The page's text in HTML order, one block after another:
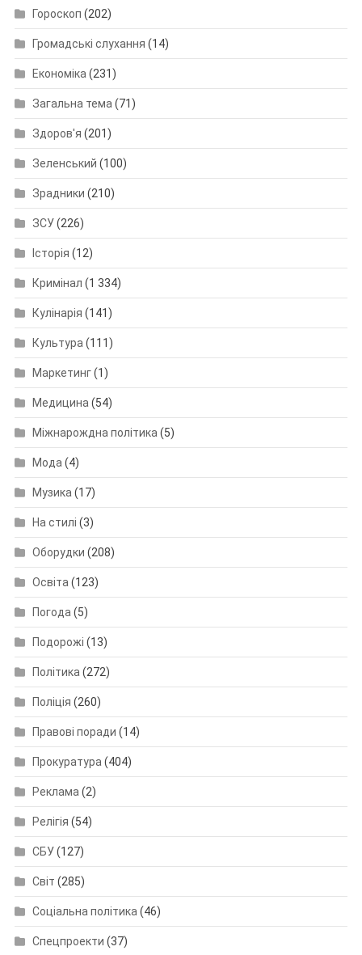
Гороскоп (202)
Громадські слухання (14)
Економіка (231)
Загальна тема (71)
Здоров'я (201)
Зеленський (100)
Зрадники (210)
ЗСУ(226)
Історія (12)
Кримінал (1 334)
Кулінарія (141)
Культура (111)
Маркетинг(1)
Медицина (54)
Міжнарождна політика (5)
Мода (4)
Музика (17)
На стилі (3)
Оборудки (208)
Освіта (123)
Погода (5)
Подорожі (13)
Політика (272)
Поліція (260)
Правові поради (14)
Прокуратура (404)
Реклама (2)
Релігія (54)
СБУ(127)
Світ (285)
Соціальна політика (46)
Спецпроекти (37)